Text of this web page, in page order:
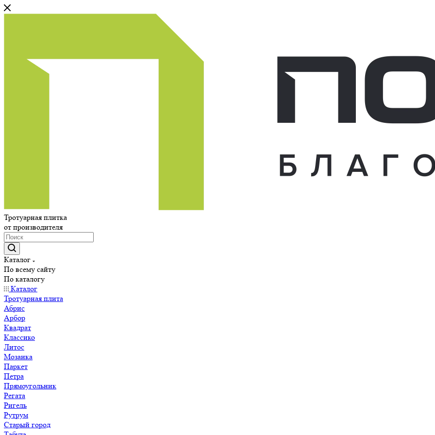
Тротуарная плитка
от производителя
Каталог
По всему сайту
По каталогу
Каталог
Тротуарная плита
Абрис
Арбор
Квадрат
Классико
Литос
Мозаика
Паркет
Петра
Прямоугольник
Регата
Ригель
Рутрум
Старый город